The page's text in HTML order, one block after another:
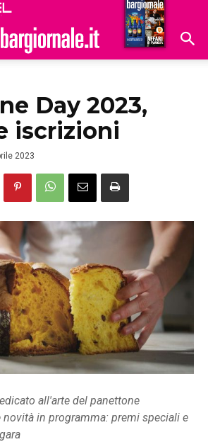
Hoteldomani
Day 2023,
iscrizioni
2023
all'arte del panettone
novità in programma: premi speciali e